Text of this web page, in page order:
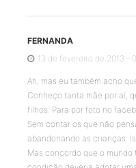
FERNANDA
13 de fevereiro de 2013 -
Ah, mas eu também acho
Conheço tanta mãe por aí,
filhos. Para por foto no
Sem contar os que não
abandonando as crianças.
Mas concordo que o mundo